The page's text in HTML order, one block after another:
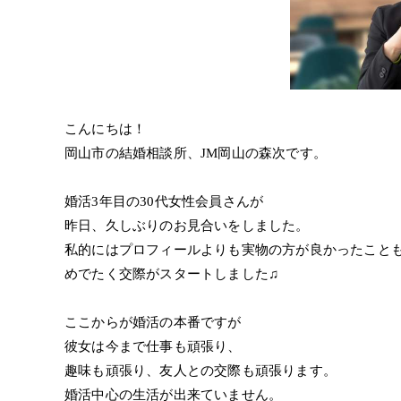
こんにちは！
岡山市の結婚相談所、JM岡山の森次です。
婚活3年目の30代女性会員さんが
昨日、久しぶりのお見合いをしました。
私的にはプロフィールよりも実物の方が良かったこと
めでたく交際がスタートしました♫
ここからが婚活の本番ですが
彼女は今まで仕事も頑張り、
趣味も頑張り、友人との交際も頑張ります。
婚活中心の生活が出来ていません。